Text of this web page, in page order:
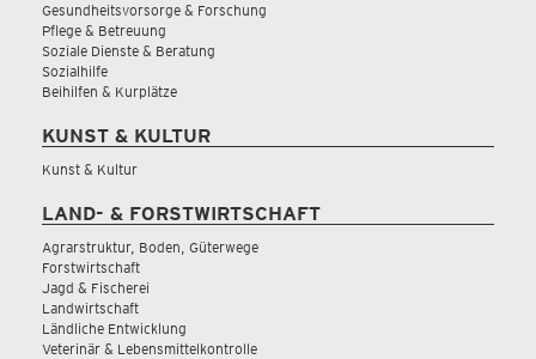
Gesundheitsvorsorge & Forschung
Pflege & Betreuung
Soziale Dienste & Beratung
Sozialhilfe
Beihilfen & Kurplätze
KUNST & KULTUR
Kunst & Kultur
LAND- & FORSTWIRTSCHAFT
Agrarstruktur, Boden, Güterwege
Forstwirtschaft
Jagd & Fischerei
Landwirtschaft
Ländliche Entwicklung
Veterinär & Lebensmittelkontrolle